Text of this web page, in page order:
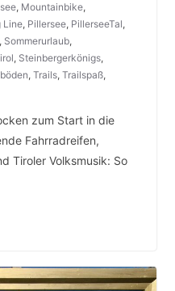
, Mountainbike,
Line, Pillersee, PillerseeTal,
, Sommerurlaub,
, Steinbergerkönigs,
, Trails, Trailspaß,
zum Start in die
Fahrradreifen,
Tiroler Volksmusik: So